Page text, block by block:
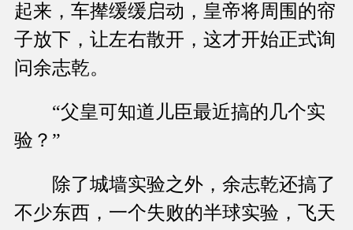
起来，车撵缓缓启动，皇帝将周围的帘
子放下，让左右散开，这才开始正式询
问余志乾。
“父皇可知道儿臣最近搞的几个实
验？”
除了城墙实验之外，余志乾还搞了
不少东西，一个失败的半球实验，飞天